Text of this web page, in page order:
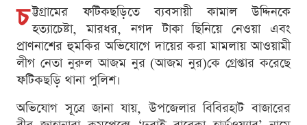
চ ট্টগ্রামের ফটিকছড়িতে ব্যবসায়ী কামাল উদ্দিনকে
হত্যাচেষ্টা, মারধর, নগদ টাকা ছিনিয়ে নেওয়া এবং
প্রাণনাশের হুমকির অভিযোগে দায়ের করা মামলায় আওয়ামী
লীগ নেতা নুরুল আজম নুর (আজম নুর)কে গ্রেপ্তার করেছে
ফটিকছড়ি থানা পুলিশ।
অভিযোগ সূত্রে জানা যায়, উপজেলার বিবিরহাট বাজারের